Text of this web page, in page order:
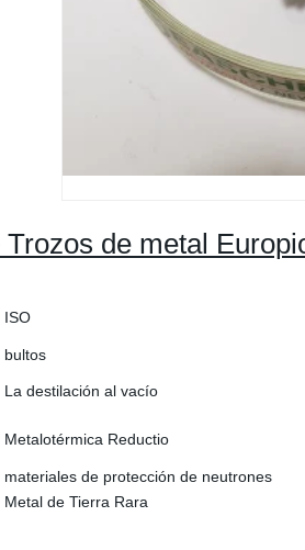
de metal
ISO
bultos
La destilación al vacío
Metalotérmica Reductio
materiales de protección de neutrones
Metal de Tierra Rara